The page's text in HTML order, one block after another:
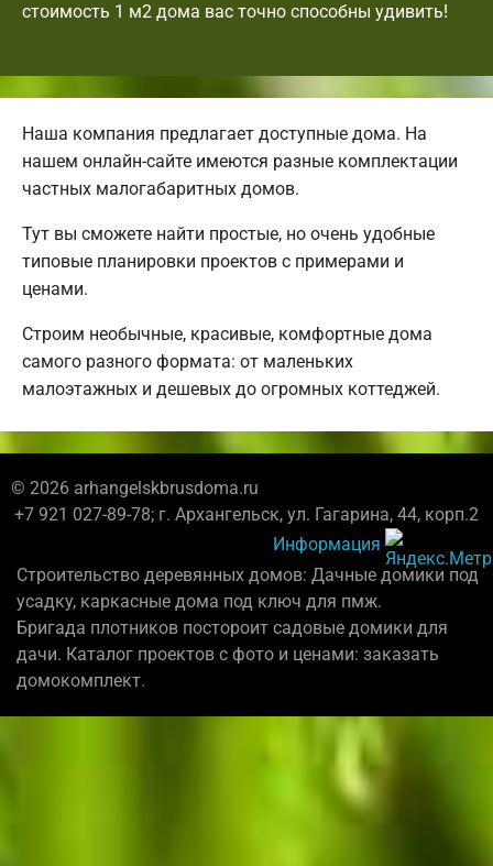
стоимость 1 м2 дома вас точно способны удивить!
Наша компания предлагает доступные дома. На
нашем онлайн-сайте имеются разные комплектации
частных малогабаритных домов.
Тут вы сможете найти простые, но очень удобные
типовые планировки проектов с примерами и
ценами.
Строим необычные, красивые, комфортные дома
самого разного формата: от маленьких
малоэтажных и дешевых до огромных коттеджей.
© 2026 arhangelskbrusdoma.ru
+7 921 027-89-78; г. Архангельск, ул. Гагарина, 44, корп.2
Информация
Строительство деревянных домов: Дачные домики под
усадку, каркасные дома под ключ для пмж.
Бригада плотников постороит садовые домики для
дачи. Каталог проектов с фото и ценами: заказать
домокомплект.